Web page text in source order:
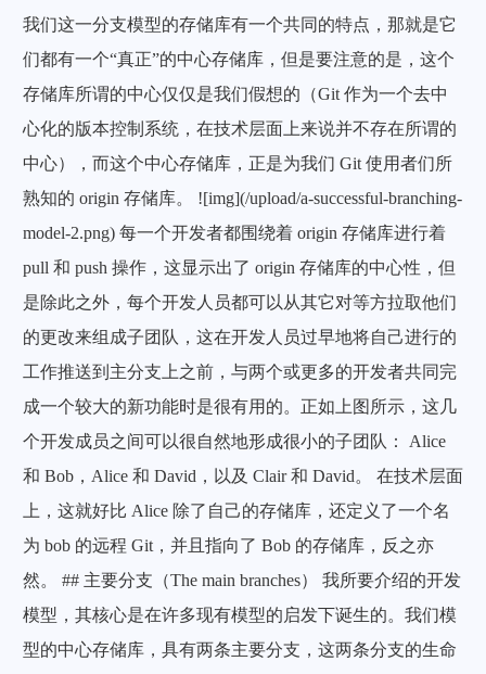
我们这一分支模型的存储库有一个共同的特点，那就是它
们都有一个“真正”的中心存储库，但是要注意的是，这个
存储库所谓的中心仅仅是我们假想的（Git 作为一个去中
心化的版本控制系统，在技术层面上来说并不存在所谓的
中心），而这个中心存储库，正是为我们 Git 使用者们所
熟知的 origin 存储库。 ![img](/upload/a-successful-branching-
model-2.png) 每一个开发者都围绕着 origin 存储库进行着
pull 和 push 操作，这显示出了 origin 存储库的中心性，但
是除此之外，每个开发人员都可以从其它对等方拉取他们
的更改来组成子团队，这在开发人员过早地将自己进行的
工作推送到主分支上之前，与两个或更多的开发者共同完
成一个较大的新功能时是很有用的。正如上图所示，这几
个开发成员之间可以很自然地形成很小的子团队： Alice
和 Bob，Alice 和 David，以及 Clair 和 David。 在技术层面
上，这就好比 Alice 除了自己的存储库，还定义了一个名
为 bob 的远程 Git，并且指向了 Bob 的存储库，反之亦
然。 ## 主要分支（The main branches） 我所要介绍的开发
模型，其核心是在许多现有模型的启发下诞生的。我们模
型的中心存储库，具有两条主要分支，这两条分支的生命